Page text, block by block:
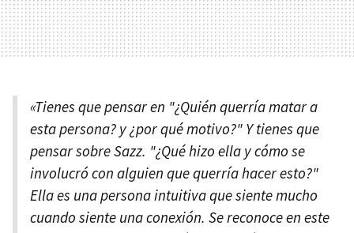
«Tienes que pensar en "¿Quién querría matar a
esta persona? y ¿por qué motivo?" Y tienes que
pensar sobre Sazz. "¿Qué hizo ella y cómo se
involucró con alguien que querría hacer esto?"
Ella es una persona intuitiva que siente mucho
cuando siente una conexión. Se reconoce en este